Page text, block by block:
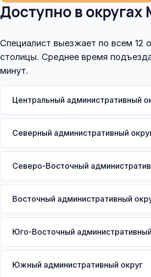
Доступно в округах
Специалист выезжает по всем 12
столицы. Среднее время
минут.
Центральный административный
Северный административный
Северо-Восточный
Восточный административный
Юго-Восточный
Южный административный округ